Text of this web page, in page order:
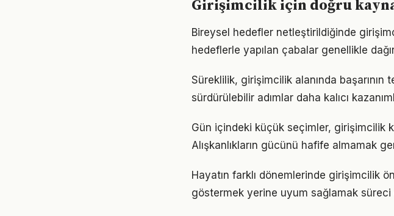
Girişimcilik için doğru
Bireysel hedefler netleştirildiğinde
hedeflerle yapılan çabalar genellikle
Süreklilik, girişimcilik alanında
sürdürülebilir adımlar daha kalıcı
Gün içindeki küçük seçimler, girişimcilik
Alışkanlıkların gücünü hafife almamak
Hayatın farklı dönemlerinde girişimcilik
göstermek yerine uyum sağlamak süreci